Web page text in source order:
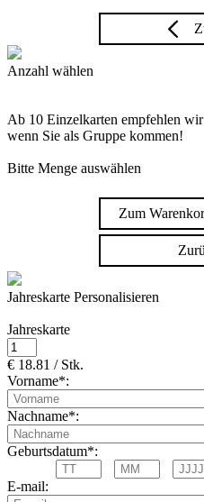
Anzahl wählen
Ab 10 Einzelkarten empfehlen
wenn Sie als Gruppe kommen!
Bitte Menge auswählen
Zum
Jahreskarte Personalisieren
Jahreskarte
€ 18.81 / Stk.
Vorname*:
Nachname*:
Geburtsdatum*:
E-mail: